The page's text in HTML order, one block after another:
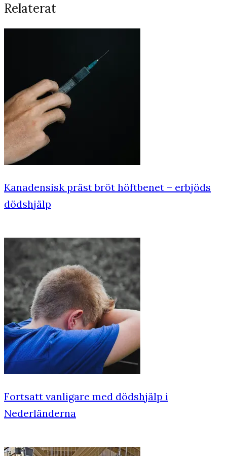
Relaterat
Kanadensisk präst bröt höftbenet – erbjöds
dödshjälp
Fortsatt vanligare med dödshjälp i
Nederländerna